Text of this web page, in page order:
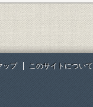
ップ このサイトについて